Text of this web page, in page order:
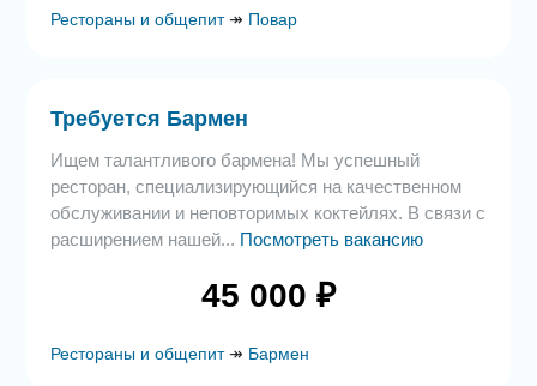
Рестораны и общепит↠ Повар
Требуется Бармен
Ищем талантливого бармена! Мы успешный
ресторан, специализирующийся на качественном
обслуживании и неповторимых коктейлях. В связи с
расширением нашей... Посмотреть вакансию
45 000 ₽
Рестораны и общепит↠ Бармен